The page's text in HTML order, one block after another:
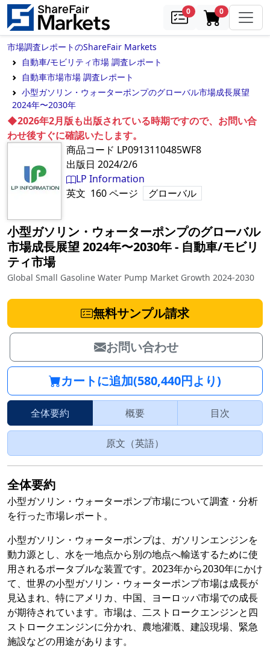
0samples0in cart
市場調査レポートのShareFair Markets
自動車/モビリティ市場 調査レポート
自動車市場市場 調査レポート
小型ガソリン・ウォーターポンプのグローバル市場成長展望
2024年〜2030年
◆2026年2月版も出版されている時期ですので、お問い合
わせ後すぐに確認いたします。
商品コード LP0913110485WF8
出版日 2024/2/6
LP Information
英文 160ページ グローバル
小型ガソリン・ウォーターポンプのグローバル
市場成長展望 2024年〜2030年‐ 自動車/モビリ
ティ市場
Global Small Gasoline Water Pump Market Growth 2024-2030
無料サンプル請求
お問い合わせ
カートに追加(580,440円より)
全体要約 概要 目次
原文（英語）
全体要約
小型ガソリン・ウォーターポンプ市場について調査・分析
を行った市場レポート。
小型ガソリン・ウォーターポンプは、ガソリンエンジンを
動力源とし、水を一地点から別の地点へ輸送するために使
用されるポータブルな装置です。2023年から2030年にかけ
て、世界の小型ガソリン・ウォーターポンプ市場は成長が
見込まれ、特にアメリカ、中国、ヨーロッパ市場での成長
が期待されています。市場は、二ストロークエンジンと四
ストロークエンジンに分かれ、農地灌漑、建設現場、緊急
施設などの用途があります。